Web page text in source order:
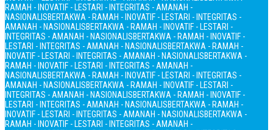
RAMAH - INOVATIF - LESTARI - INTEGRITAS - AMANAH -
NASIONALISBERTAKWA - RAMAH - INOVATIF - LESTARI - INTEGRITAS -
AMANAH - NASIONALISBERTAKWA - RAMAH - INOVATIF - LESTARI -
INTEGRITAS - AMANAH - NASIONALISBERTAKWA - RAMAH - INOVATIF -
LESTARI - INTEGRITAS - AMANAH - NASIONALISBERTAKWA - RAMAH -
INOVATIF - LESTARI - INTEGRITAS - AMANAH - NASIONALISBERTAKWA -
RAMAH - INOVATIF - LESTARI - INTEGRITAS - AMANAH -
NASIONALISBERTAKWA - RAMAH - INOVATIF - LESTARI - INTEGRITAS -
AMANAH - NASIONALISBERTAKWA - RAMAH - INOVATIF - LESTARI -
INTEGRITAS - AMANAH - NASIONALISBERTAKWA - RAMAH - INOVATIF -
LESTARI - INTEGRITAS - AMANAH - NASIONALISBERTAKWA - RAMAH -
INOVATIF - LESTARI - INTEGRITAS - AMANAH - NASIONALISBERTAKWA -
RAMAH - INOVATIF - LESTARI - INTEGRITAS - AMANAH -